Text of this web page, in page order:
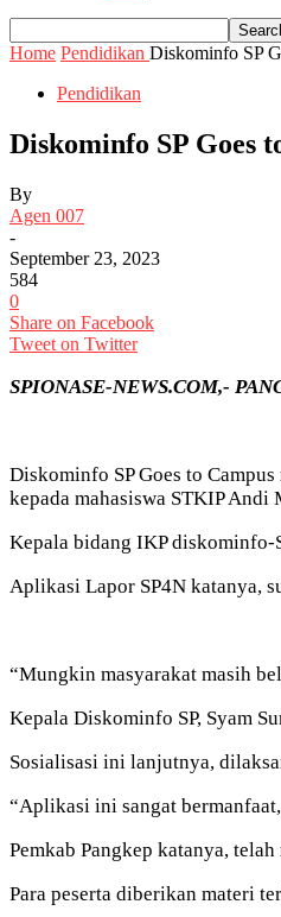
Home Pendidikan Diskominfo SP
Pendidikan
Diskominfo SP Goes
By
Agen 007
-
September 23, 2023
584
0
Share on Facebook
Tweet on Twitter
SPIONASE-NEWS.COM,-
Diskominfo SP Goes to
kepada mahasiswa STKIP Andi
Kepala bidang IKP diskominfo-
Aplikasi Lapor SP4N katanya,
“Mungkin masyarakat masih
Kepala Diskominfo SP, Syam
Sosialisasi ini lanjutnya,
“Aplikasi ini sangat
Pemkab Pangkep katanya,
Para peserta diberikan materi